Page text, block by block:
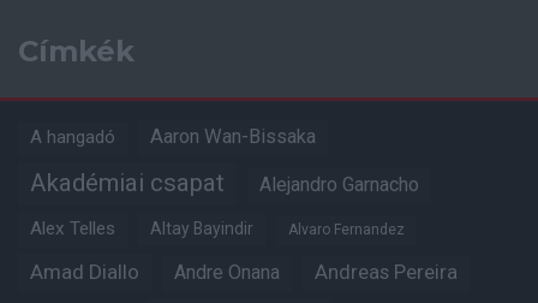
Címkék
A hangadó Aaron Wan-Bissaka
Akadémiai csapat Alejandro Garnacho
Alex Telles Altay Bayindir Alvaro Fernandez
Amad Diallo Andre Onana Andreas Pereira